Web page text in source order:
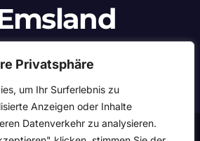
Privatsphäre
um Ihr Surferlebnis zu
Anzeigen oder Inhalte
Datenverkehr zu analysieren.